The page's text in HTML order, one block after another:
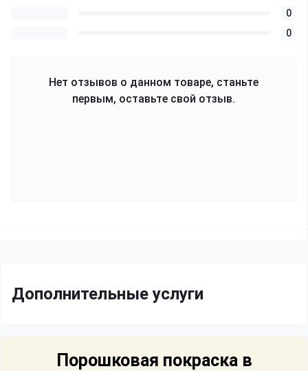
0
0
Нет отзывов о данном товаре, станьте
первым, оставьте свой отзыв.
Дополнительные услуги
Порошковая покраска в